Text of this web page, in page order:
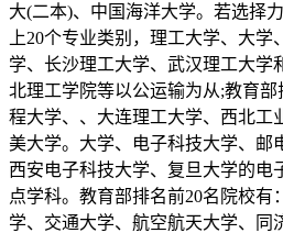
大(二本)、中国海洋大学。若选择
上20个专业类别，理工大学、大
学、长沙理工大学、武汉理工大学
北理工学院等以公运输为从;教育
程大学、、大连理工大学、西北工
美大学。大学、电子科技大学、邮
西安电子科技大学、复旦大学的电
点学科。教育部排名前20名院校有
学、交通大学、航空航天大学、同